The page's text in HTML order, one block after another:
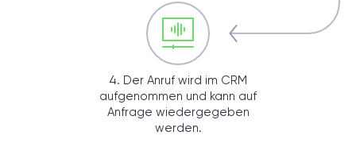
4. Der Anruf wird im CRM
aufgenommen und kann auf
Anfrage wiedergegeben
werden.